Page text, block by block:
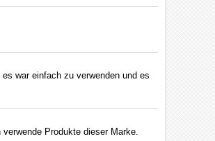
war einfach zu verwenden und es
Produkte dieser Marke.